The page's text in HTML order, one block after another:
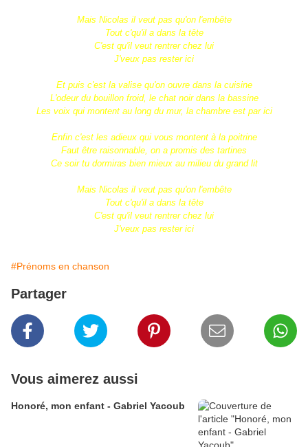
Mais Nicolas il veut pas qu'on l'embête
Tout c'qu'il a dans la tête
C'est qu'il veut rentrer chez lui
J'veux pas rester ici
Et puis c'est la valise qu'on ouvre dans la cuisine
L'odeur du bouillon froid, le chat noir dans la bassine
Les voix qui montent au long du mur, la chambre est par ici
Enfin c'est les adieux qui vous montent à la poitrine
Faut être raisonnable, on a promis des tartines
Ce soir tu dormiras bien mieux au milieu du grand lit
Mais Nicolas il veut pas qu'on l'embête
Tout c'qu'il a dans la tête
C'est qu'il veut rentrer chez lui
J'veux pas rester ici
#Prénoms en chanson
Partager
Vous aimerez aussi
Honoré, mon enfant - Gabriel Yacoub